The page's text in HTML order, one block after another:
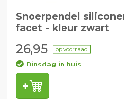
Snoerpendel
facet - kleur zwart
26,95 op voorraad
Dinsdag in huis